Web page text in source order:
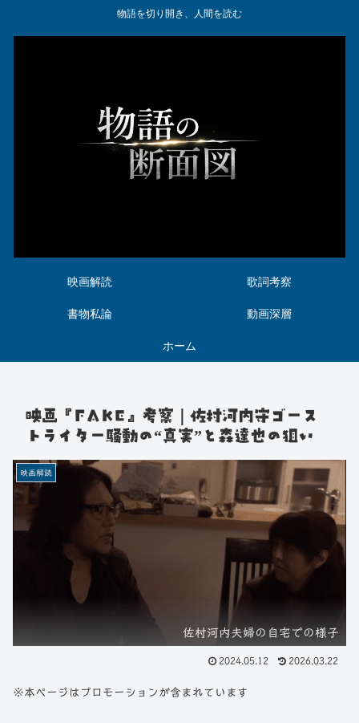
物語を切り開き、人間を読む
映画解読 歌詞考察
書物私論 動画深層
ホーム
映画『FAKE』考察｜佐村河内守ゴース
トライター騒動の“真実”と森達也の狙い
映画解読
佐村河内夫婦の自宅での様子
2024.05.12 2026.03.22
※本ページはプロモーションが含まれています